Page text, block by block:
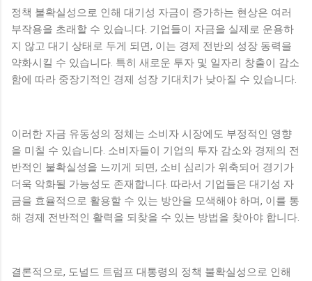
정책 불확실성으로 인해 대기성 자금이 증가하는 현상은 여러
부작용을 초래할 수 있습니다. 기업들이 자금을 실제로 운용하
지 않고 대기 상태로 두게 되면, 이는 경제 전반의 성장 동력을
약화시킬 수 있습니다. 특히 새로운 투자 및 일자리 창출이 감소
함에 따라 중장기적인 경제 성장 기대치가 낮아질 수 있습니다.
이러한 자금 유동성의 정체는 소비자 시장에도 부정적인 영향
을 미칠 수 있습니다. 소비자들이 기업의 투자 감소와 경제의 전
반적인 불확실성을 느끼게 되면, 소비 심리가 위축되어 경기가
더욱 악화될 가능성도 존재합니다. 따라서 기업들은 대기성 자
금을 효율적으로 활용할 수 있는 방안을 모색해야 하며, 이를 통
해 경제 전반적인 활력을 되찾을 수 있는 방법을 찾아야 합니다.
결론적으로, 도널드 트럼프 대통령의 정책 불확실성으로 인해